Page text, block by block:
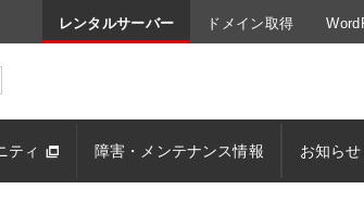
レンタルサーバー ドメイン取得
ティ 障害・メンテナンス情報 お知らせ